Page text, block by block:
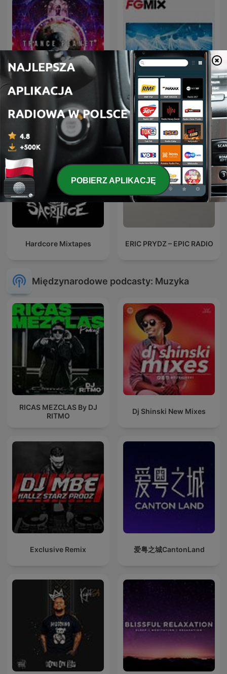
Trance Planet FG MIX
Hardcore Mixtapes ERIC PRYDZ – EPIC RADIO
Międzynarodowe podcasty: Muzyka
RICAS MEZCLAS By DJ
RITMO
Dj Shinski New Mixes
Exclusive Remix 爱粤之城CantonLand
POBIERZ APLIKACJĘ